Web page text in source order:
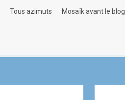
tous azimuts mosaïk avant le blog